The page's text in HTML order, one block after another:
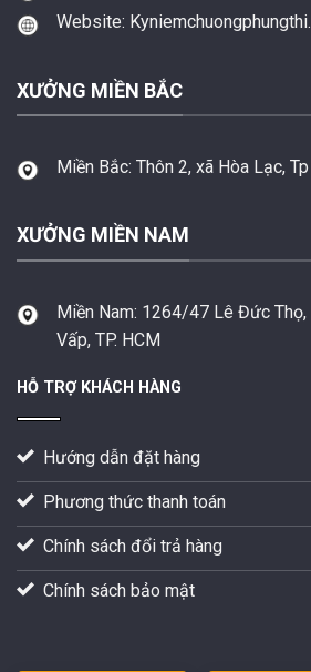
Website:
XƯỞNG MIỀN BẮC
Miền Bắc: Thôn 2, xã Hòa Lạc,
XƯỞNG MIỀN NAM
Miền Nam: 1264/47 Lê Đức Thọ,
Vấp, TP. HCM
HỖ TRỢ KHÁCH HÀNG
Hướng dẫn đặt hàng
Phương thức thanh toán
Chính sách đổi trả hàng
Chính sách bảo mật